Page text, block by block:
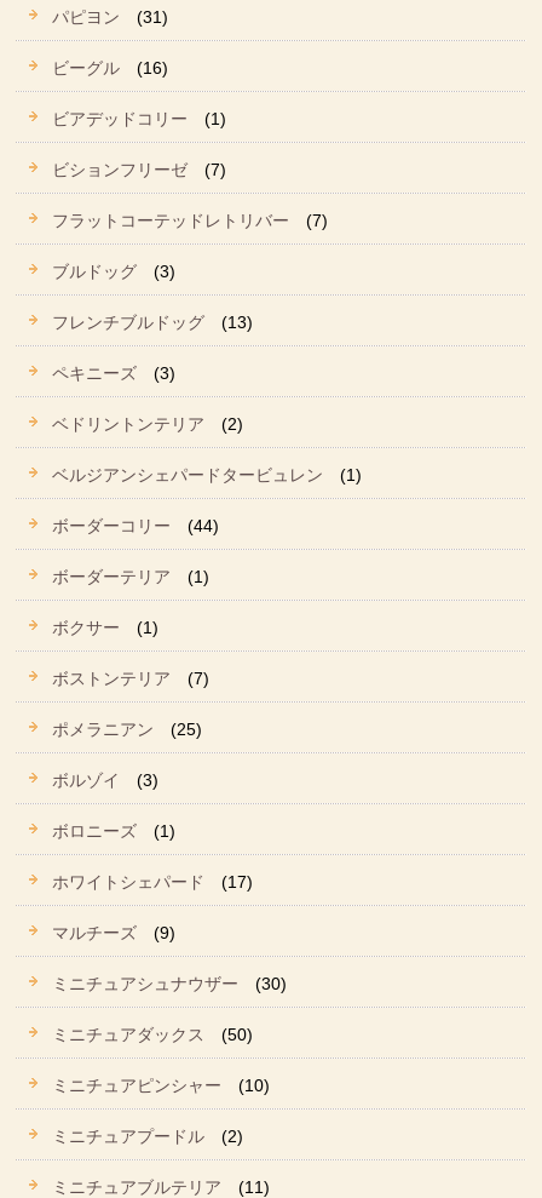
パピヨン (31)
ビーグル (16)
ビアデッドコリー (1)
ビションフリーゼ (7)
フラットコーテッドレトリバー (7)
ブルドッグ (3)
フレンチブルドッグ (13)
ペキニーズ (3)
ベドリントンテリア (2)
ベルジアンシェパードタービュレン (1)
ボーダーコリー (44)
ボーダーテリア (1)
ボクサー (1)
ボストンテリア (7)
ポメラニアン (25)
ボルゾイ (3)
ボロニーズ (1)
ホワイトシェパード (17)
マルチーズ (9)
ミニチュアシュナウザー (30)
ミニチュアダックス (50)
ミニチュアピンシャー (10)
ミニチュアプードル (2)
ミニチュアブルテリア (11)